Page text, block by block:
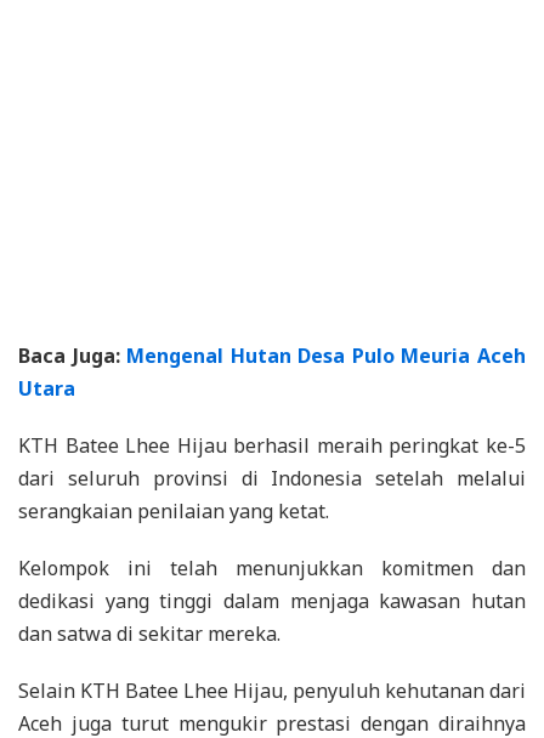
Baca Juga: Mengenal Hutan Desa Pulo Meuria Aceh
Utara
KTH Batee Lhee Hijau berhasil meraih peringkat ke-5
dari seluruh provinsi di Indonesia setelah melalui
serangkaian penilaian yang ketat.
Kelompok ini telah menunjukkan komitmen dan
dedikasi yang tinggi dalam menjaga kawasan hutan
dan satwa di sekitar mereka.
Selain KTH Batee Lhee Hijau, penyuluh kehutanan dari
Aceh juga turut mengukir prestasi dengan diraihnya